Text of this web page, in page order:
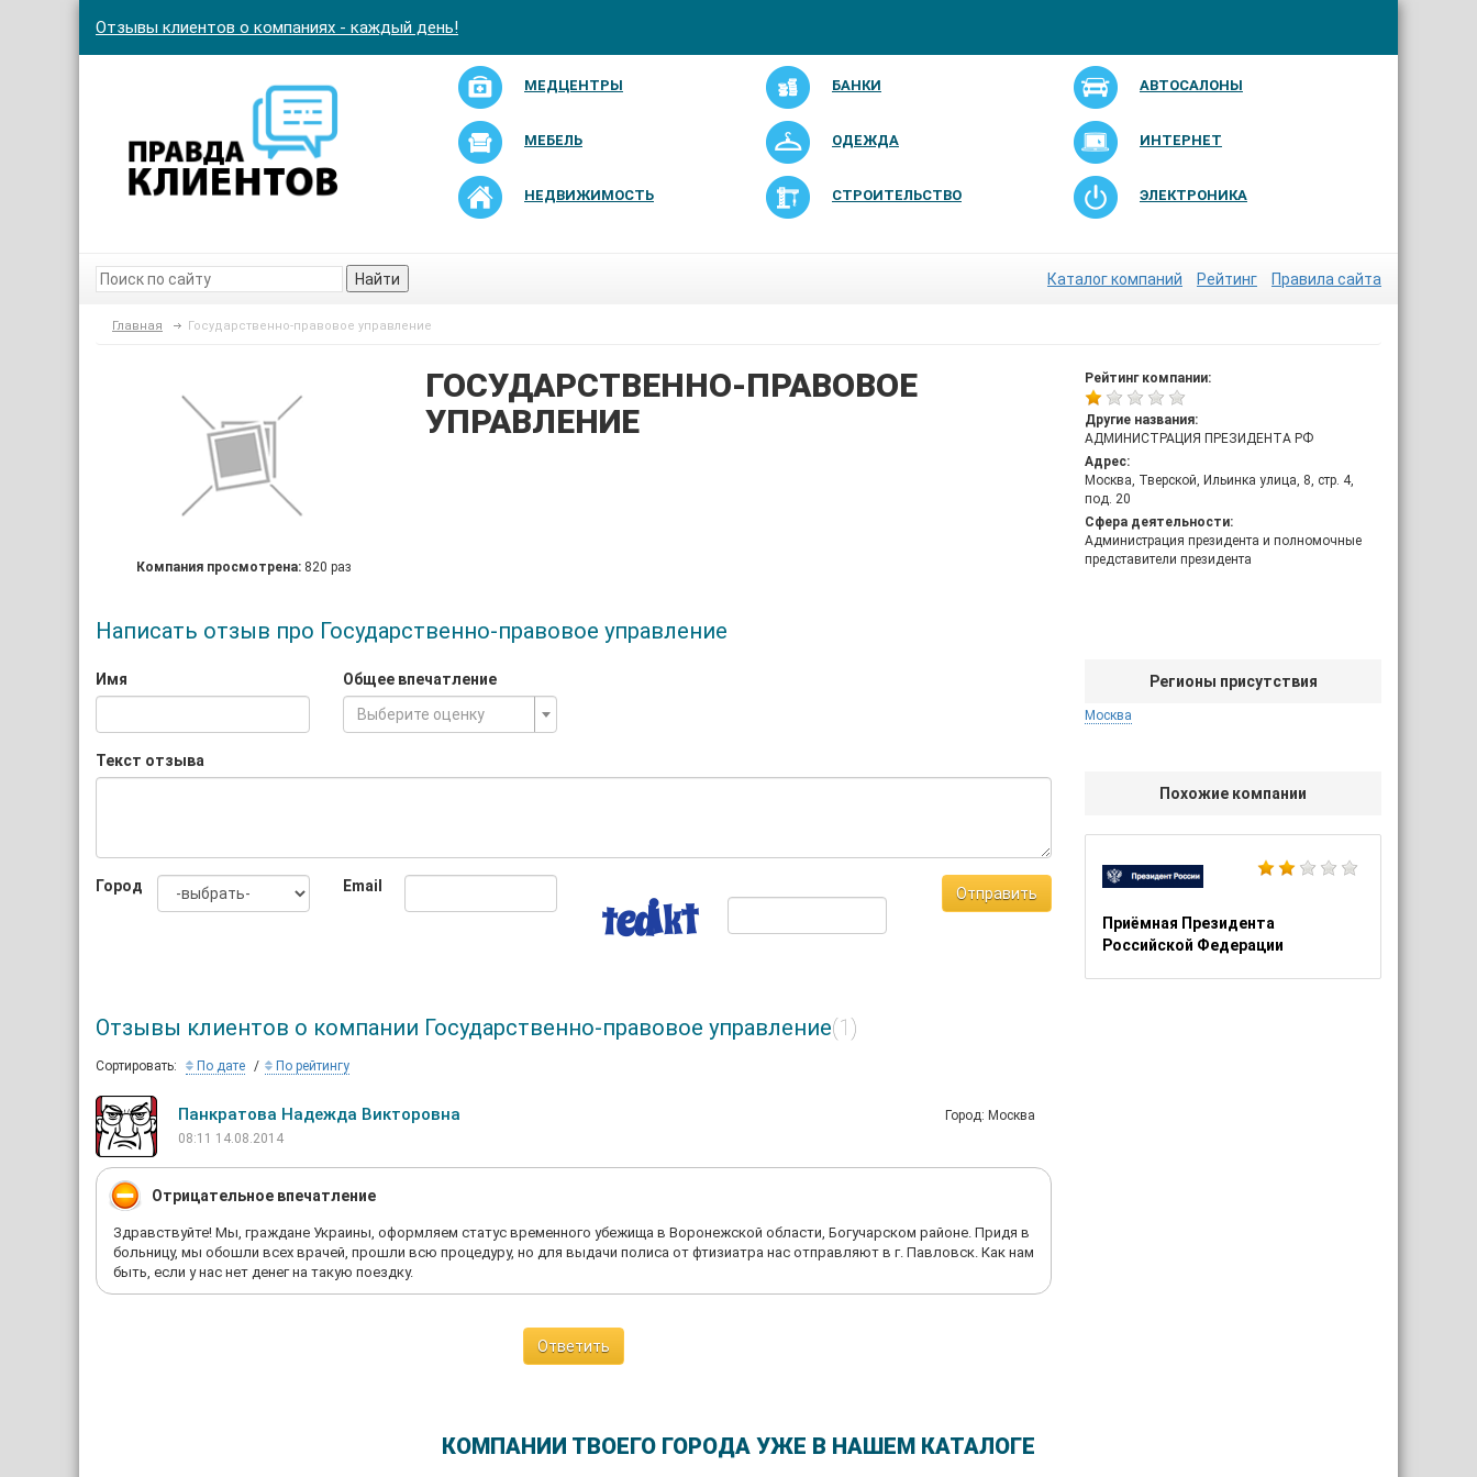
Отзывы клиентов о компаниях - каждый день!
МЕДЦЕНТРЫ БАНКИ АВТОСАЛОНЫ
МЕБЕЛЬ ОДЕЖДА ИНТЕРНЕТ
НЕДВИЖИМОСТЬ СТРОИТЕЛЬСТВО ЭЛЕКТРОНИКА
Найти Каталог компаний Рейтинг Правила сайта
Главная Государственно-правовое управление
Рейтинг компании:
Другие названия:
АДМИНИСТРАЦИЯ ПРЕЗИДЕНТА РФ
Адрес:
Москва, Тверской, Ильинка улица, 8, стр. 4,
под. 20
Сфера деятельности:
Администрация президента и полномочные
представители президента
Регионы присутствия
Москва
Похожие компании
Приёмная Президента
Российской Федерации
Компания просмотрена: 820 раз
ГОСУДАРСТВЕННО-ПРАВОВОЕ
УПРАВЛЕНИЕ
Написать отзыв про Государственно-правовое управление
Имя
Общее впечатление
Выберите оценку
Текст отзыва
Город Email Отправить
Отзывы клиентов о компании Государственно-правовое управление(1)
Сортировать: По дате По рейтингу
Панкратова Надежда Викторовна
Город: Москва
08:11 14.08.2014
Отрицательное впечатление
Здравствуйте! Мы, граждане Украины, оформляем статус временного убежища в Воронежской области, Богучарском районе. Придя в
больницу, мы обошли всех врачей, прошли всю процедуру, но для выдачи полиса от фтизиатра нас отправляют в г. Павловск. Как нам
быть, если у нас нет денег на такую поездку.
Ответить
КОМПАНИИ ТВОЕГО ГОРОДА УЖЕ В НАШЕМ КАТАЛОГЕ